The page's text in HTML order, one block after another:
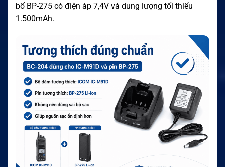
bố BP-275 có điện áp 7,4V và dung lượng tối thiểu
1.500mAh.